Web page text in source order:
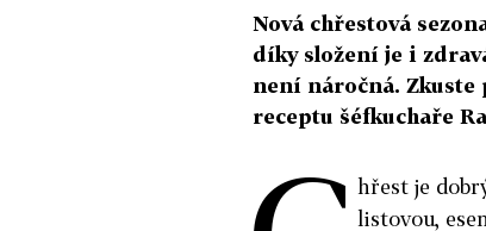
Nová chřestová
díky složení je i
není náročná.
receptu šéfkuchaře
hřest je
listovou,